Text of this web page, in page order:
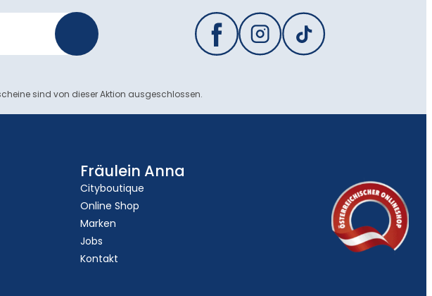
sind von dieser Aktion ausgeschlossen.
Fräulein Anna
Cityboutique
Online Shop
Marken
Jobs
Kontakt